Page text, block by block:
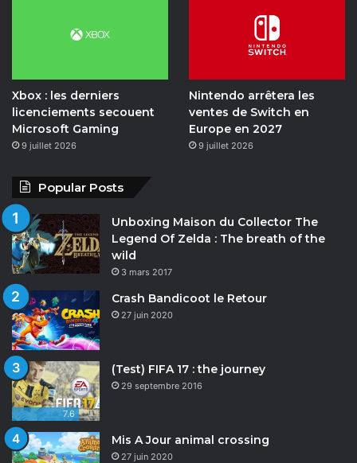
Xbox : les derniers
licenciements secouent
Microsoft Gaming
9 juillet 2026
Nintendo arrêtera les
ventes de Switch en
Europe en 2027
9 juillet 2026
Popular Posts
Unboxing Maison du Collector The
Legend Of Zelda : The breath of the
wild
3 mars 2017
Crash Bandicoot le Retour
27 juin 2020
7.6
(Test) FIFA 17 : the journey
29 septembre 2016
Mis A Jour animal crossing
27 juin 2020